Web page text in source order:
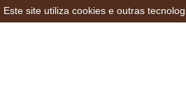
Este site utiliza cookies e outras